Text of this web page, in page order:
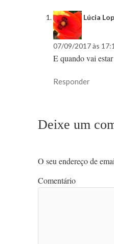
Lúcia
07/09/2017 às
E quando vai
Responder
Deixe um
O seu endereço de
Comentário